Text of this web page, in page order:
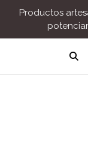
Productos